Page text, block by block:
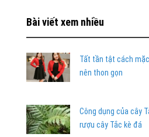
Bài viết xem nhiều
Tất tần tật cách
nên thon gọn
Công dụng của cây
rượu cây Tắc kè đá